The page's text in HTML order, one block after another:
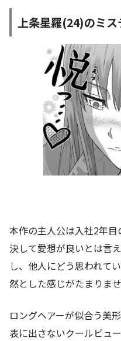
上条星羅(24)のミス
本作の主人公は入社2年目
決して愛想が良いとは言
し、他人にどう思われて
然とした感じがたまりませ
ロングヘアーが似合う美
表に出さないクールビュ